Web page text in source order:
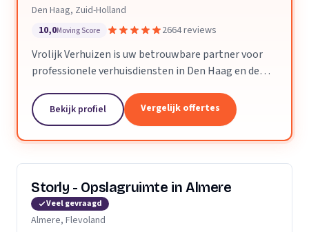
Den Haag, Zuid-Holland
10,0Moving Score 2664 reviews
Vrolijk Verhuizen is uw betrouwbare partner voor
professionele verhuisdiensten in Den Haag en de
ervaring en een toegewijd team zorgen wij ervoor
dat uw verhuizing soepel en zorgeloos verloopt.
Bekijk profiel Vergelijk offertes
Storly - Opslagruimte in Almere
Veel gevraagd
Almere, Flevoland